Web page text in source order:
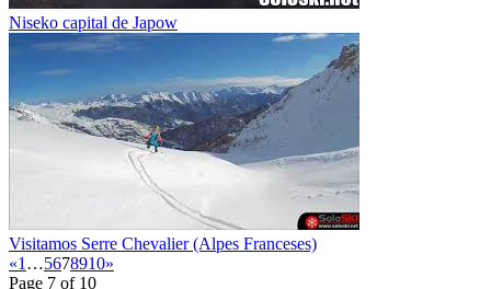
Niseko capital de Japow
Visitamos Serre Chevalier (Alpes Franceses)
«1 …5678910»
Page 7 of 10